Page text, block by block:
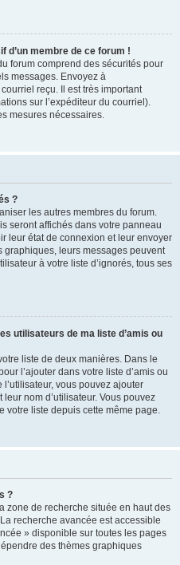
d’un membre de ce forum !
forum comprend des sécurités pour
messages. Envoyez à
reçu. Il est très important
sur l’expéditeur du courriel).
mesures nécessaires.
?
les autres membres du forum.
seront affichés dans votre panneau
leur état de connexion et leur envoyer
graphiques, leurs messages peuvent
à votre liste d’ignorés, tous ses
utilisateurs de ma liste d’amis ou
liste de deux manières. Dans le
l’ajouter dans votre liste d’amis ou
vous pouvez ajouter
nom d’utilisateur. Vous pouvez
votre liste depuis cette même page.
?
zone de recherche située en haut des
recherche avancée est accessible
» disponible sur toutes les pages
des thèmes graphiques